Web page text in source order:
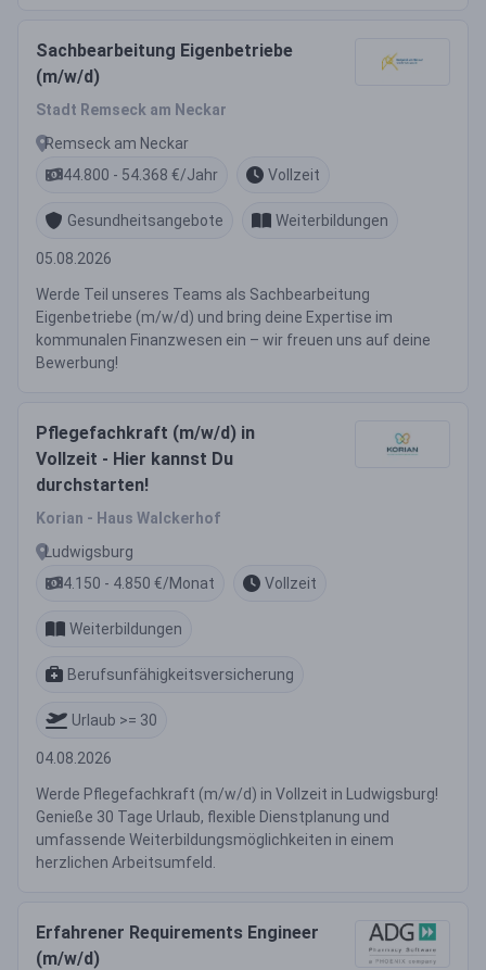
Sachbearbeitung Eigenbetriebe
(m/w/d)
Stadt Remseck am Neckar
Remseck am Neckar
44.800 - 54.368 €/Jahr
Vollzeit
Gesundheitsangebote Weiterbildungen
05.08.2026
Werde Teil unseres Teams als Sachbearbeitung
Eigenbetriebe (m/w/d) und bring deine Expertise im
kommunalen Finanzwesen ein – wir freuen uns auf deine
Bewerbung!
Pflegefachkraft (m/w/d) in
Vollzeit - Hier kannst Du
durchstarten!
Korian - Haus Walckerhof
Ludwigsburg
4.150 - 4.850 €/Monat
Vollzeit
Weiterbildungen
Berufsunfähigkeitsversicherung
Urlaub >= 30
04.08.2026
Werde Pflegefachkraft (m/w/d) in Vollzeit in Ludwigsburg!
Genieße 30 Tage Urlaub, flexible Dienstplanung und
umfassende Weiterbildungsmöglichkeiten in einem
herzlichen Arbeitsumfeld.
Erfahrener Requirements Engineer
(m/w/d)